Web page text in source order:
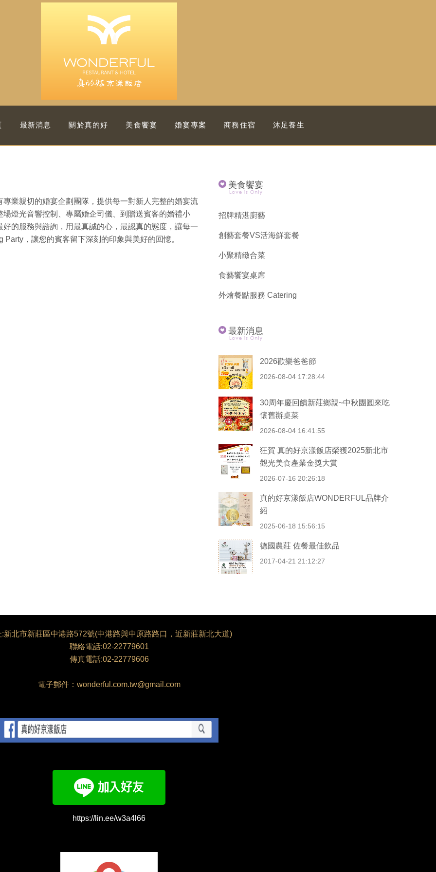
最新消息 關於真的好 美食饗宴 婚宴專案 商務住宿 沐足養生
業親切的婚宴企劃團隊，提供每一對新人完整的婚宴流
燈光音響控制、專屬婚企司儀、到贈送賓客的婚禮小
的服務與諮詢，用最真誠的心，最認真的態度，讓每一
，讓您的賓客留下深刻的印象與美好的回憶。
美食饗宴
招牌精湛廚藝
創藝套餐VS活海鮮套餐
小聚精緻合菜
食藝饗宴桌席
外燴餐點服務 Catering
最新消息
2026歡樂爸爸節
2026-08-04 17:28:44
30周年慶回饋新莊鄉親~中秋團圓來吃
懷舊辦桌菜
2026-08-04 16:41:55
狂賀 真的好京漾飯店榮獲2025新北市
觀光美食產業金獎大賞
2026-07-16 20:26:18
真的好京漾飯店WONDERFUL品牌介
紹
2025-06-18 15:56:15
德國農莊 佐餐最佳飲品
2017-04-21 21:12:27
:新北市新莊區中港路572號(中港路與中原路路口，近新莊新北大道)
聯絡電話:02-22779601
傳真電話:02-22779606
電子郵件：wonderful.com.tw@gmail.com
https://lin.ee/w3a4l66